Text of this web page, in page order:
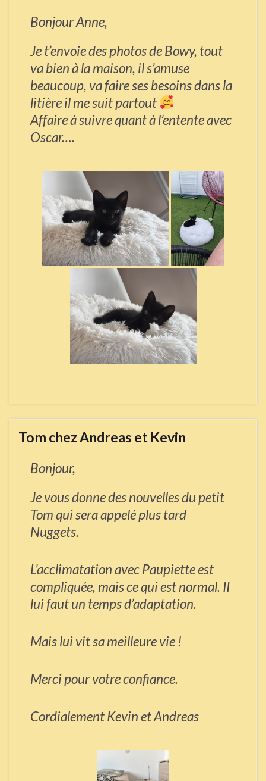
Bonjour Anne,
Je t’envoie des photos de Bowy, tout
va bien à la maison, il s’amuse
beaucoup, va faire ses besoins dans la
litière il me suit partout
Affaire à suivre quant à l’entente avec
Oscar….
Tom chez Andreas et Kevin
Bonjour,
Je vous donne des nouvelles du petit
Tom qui sera appelé plus tard
Nuggets.
L’acclimatation avec Paupiette est
compliquée, mais ce qui est normal. II
lui faut un temps d’adaptation.
Mais lui vit sa meilleure vie !
Merci pour votre confiance.
Cordialement Kevin et Andreas